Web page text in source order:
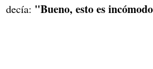
decía: "Bueno, esto es